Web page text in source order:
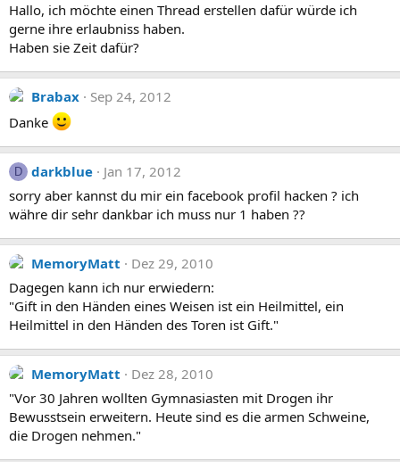
Hallo, ich möchte einen Thread erstellen dafür würde ich
gerne ihre erlaubniss haben.
Haben sie Zeit dafür?
Brabax
Sep 24, 2012
Danke
D darkblue
Jan 17, 2012
sorry aber kannst du mir ein facebook profil hacken ? ich
währe dir sehr dankbar ich muss nur 1 haben ??
MemoryMatt
Dez 29, 2010
Dagegen kann ich nur erwiedern:
"Gift in den Händen eines Weisen ist ein Heilmittel, ein
Heilmittel in den Händen des Toren ist Gift."
MemoryMatt
Dez 28, 2010
"Vor 30 Jahren wollten Gymnasiasten mit Drogen ihr
Bewusstsein erweitern. Heute sind es die armen Schweine,
die Drogen nehmen."